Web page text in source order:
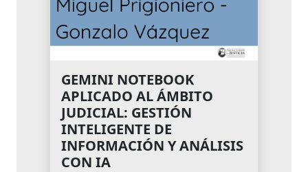
GEMINI NOTEBOOK
APLICADO AL ÁMBITO
JUDICIAL: GESTIÓN
INTELIGENTE DE
INFORMACIÓN Y ANÁLISIS
CON IA